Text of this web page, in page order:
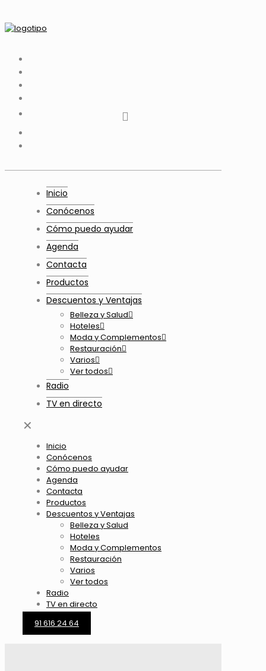
Youtube
Inicio
Conócenos
Cómo puedo ayudar
Agenda
Contacta
Productos
Descuentos y Ventajas
Belleza y Salud
Hoteles
Moda y Complementos
Restauración
Varios
Ver todos
Radio
TV en directo
✕
Inicio
Conócenos
Cómo puedo ayudar
Agenda
Contacta
Productos
Descuentos y Ventajas
Belleza y Salud
Hoteles
Moda y Complementos
Restauración
Varios
Ver todos
Radio
TV en directo
91 616 24 64